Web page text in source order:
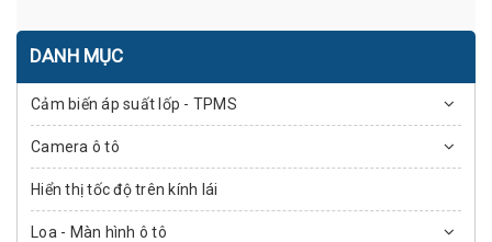
DANH MỤC
Cảm biến áp suất lốp - TPMS
Camera ô tô
Hiển thị tốc độ trên kính lái
Loa - Màn hình ô tô